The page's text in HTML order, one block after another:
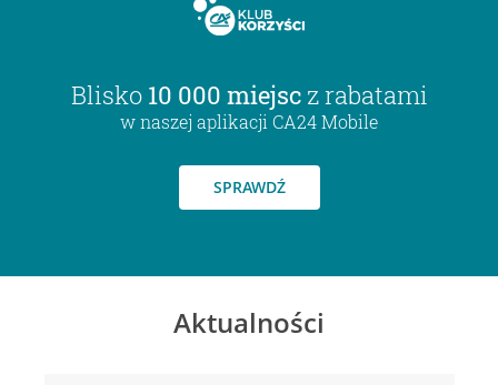
Blisko 10 000 miejsc z rabatami
w naszej aplikacji CA24 Mobile
SPRAWDŹ
Aktualności